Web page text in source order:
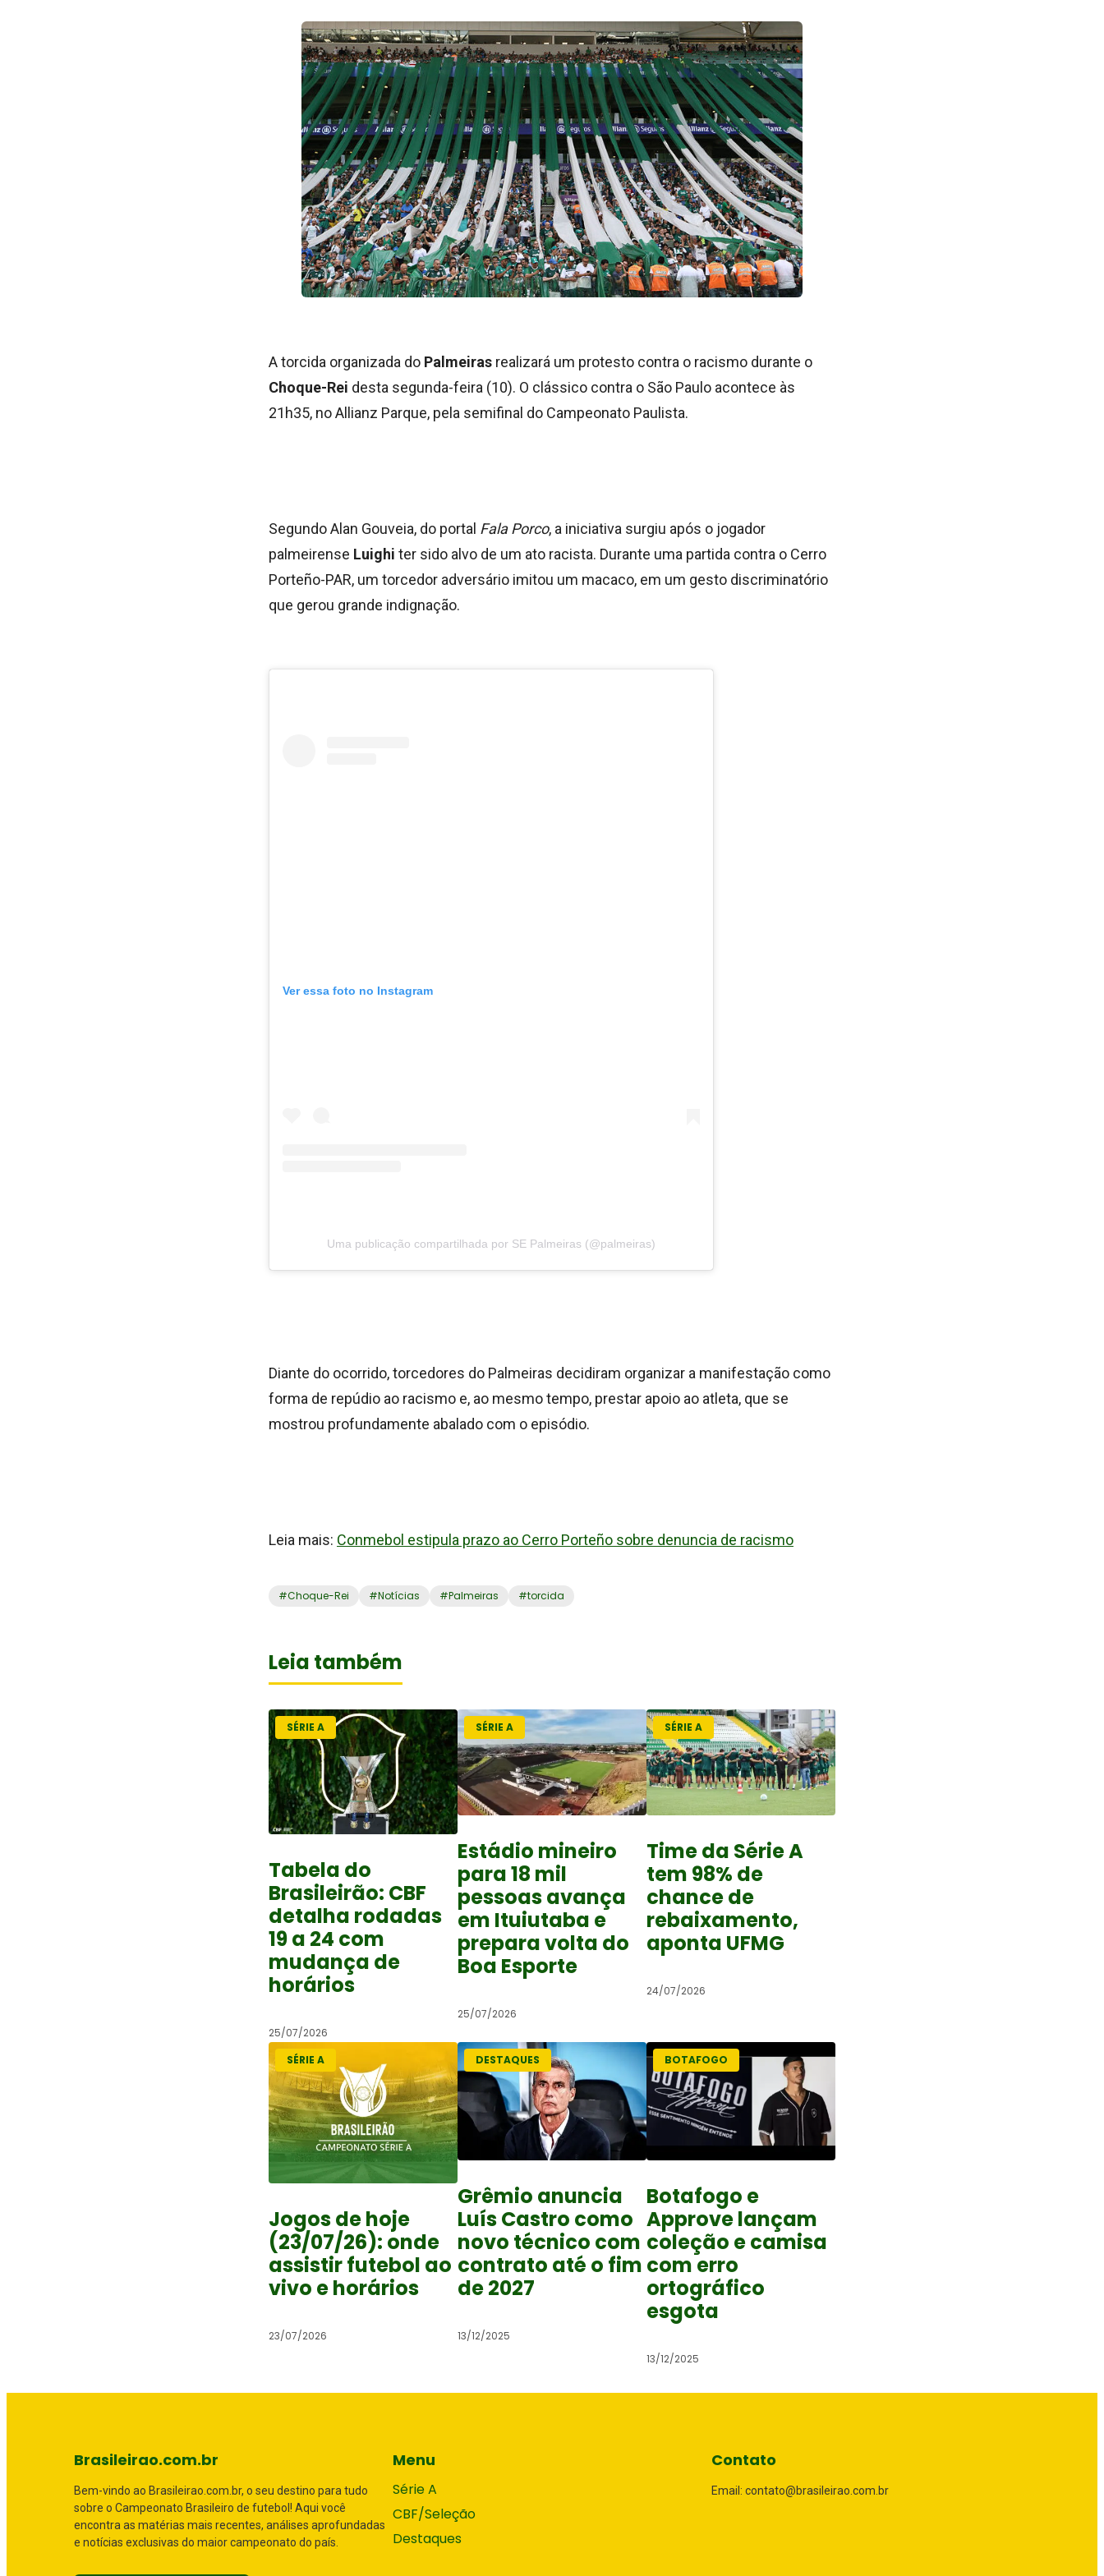
A torcida organizada do Palmeiras realizará um protesto contra o racismo durante o
Choque-Rei desta segunda-feira (10). O clássico contra o São Paulo acontece às
21h35, no Allianz Parque, pela semifinal do Campeonato Paulista.
Segundo Alan Gouveia, do portal Fala Porco, a iniciativa surgiu após o jogador
palmeirense Luighi ter sido alvo de um ato racista. Durante uma partida contra o Cerro
Porteño-PAR, um torcedor adversário imitou um macaco, em um gesto discriminatório
que gerou grande indignação.
Ver essa foto no Instagram
Uma publicação compartilhada por SE Palmeiras (@palmeiras)
Diante do ocorrido, torcedores do Palmeiras decidiram organizar a manifestação como
forma de repúdio ao racismo e, ao mesmo tempo, prestar apoio ao atleta, que se
mostrou profundamente abalado com o episódio.
Leia mais: Conmebol estipula prazo ao Cerro Porteño sobre denuncia de racismo
#Choque-Rei #Notícias #Palmeiras #torcida
Leia também
SÉRIE A
Tabela do
Brasileirão: CBF
detalha rodadas
19 a 24 com
mudança de
horários
25/07/2026
SÉRIE A
Estádio mineiro
para 18 mil
pessoas avança
em Ituiutaba e
prepara volta do
Boa Esporte
25/07/2026
SÉRIE A
Time da Série A
tem 98% de
chance de
rebaixamento,
aponta UFMG
24/07/2026
SÉRIE A
Jogos de hoje
(23/07/26): onde
assistir futebol ao
vivo e horários
23/07/2026
DESTAQUES
Grêmio anuncia
Luís Castro como
novo técnico com
contrato até o fim
de 2027
13/12/2025
BOTAFOGO
Botafogo e
Approve lançam
coleção e camisa
com erro
ortográfico
esgota
13/12/2025
Brasileirao.com.br
Bem-vindo ao Brasileirao.com.br, o seu destino para tudo
sobre o Campeonato Brasileiro de futebol! Aqui você
encontra as matérias mais recentes, análises aprofundadas
e notícias exclusivas do maior campeonato do país.
Menu
Série A
CBF/Seleção
Destaques
Contato
Email: contato@brasileirao.com.br